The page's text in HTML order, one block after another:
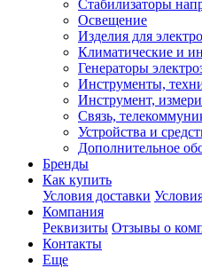
Стабилизаторы
Освещение
Изделия для
Климатические и
Генераторы
Инструменты,
Инструмент,
Связь,
Устройства и
Дополнительное
Бренды
Как купить
Условия доставки
Компания
Реквизиты Отзывы о
Контакты
Еще